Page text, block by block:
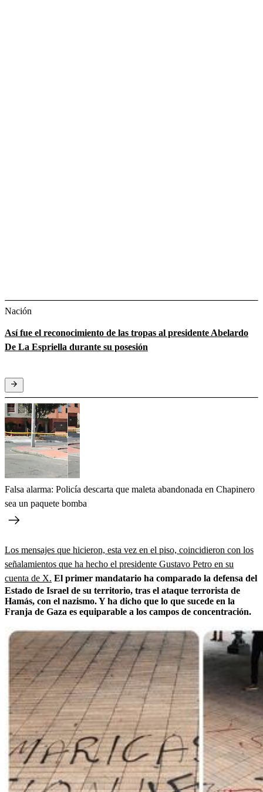
Nación
Así fue el reconocimiento de las tropas al presidente Abelardo
De La Espriella durante su posesión
Falsa alarma: Policía descarta que maleta abandonada en Chapinero
sea un paquete bomba
Los mensajes que hicieron, esta vez en el piso, coincidieron con los
señalamientos que ha hecho el presidente Gustavo Petro en su
cuenta de X. El primer mandatario ha comparado la defensa del
Estado de Israel de su territorio, tras el ataque terrorista de
Hamás, con el nazismo. Y ha dicho que lo que sucede en la
Franja de Gaza es equiparable a los campos de concentración.